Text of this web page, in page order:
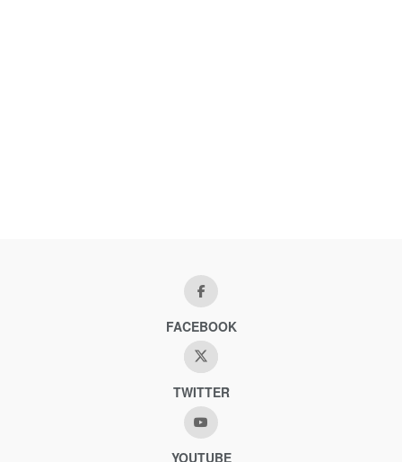
FACEBOOK
TWITTER
YOUTUBE